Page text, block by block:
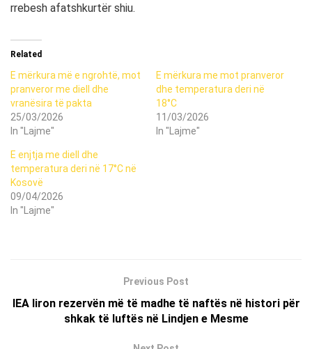
rrebesh afatshkurtër shiu.
Related
E mërkura më e ngrohtë, mot
pranveror me diell dhe
vranësira të pakta
25/03/2026
In "Lajme"
E mërkura me mot pranveror
dhe temperatura deri në
18°C
11/03/2026
In "Lajme"
E enjtja me diell dhe
temperatura deri në 17°C në
Kosovë
09/04/2026
In "Lajme"
Previous Post
IEA liron rezervën më të madhe të naftës në histori për
shkak të luftës në Lindjen e Mesme